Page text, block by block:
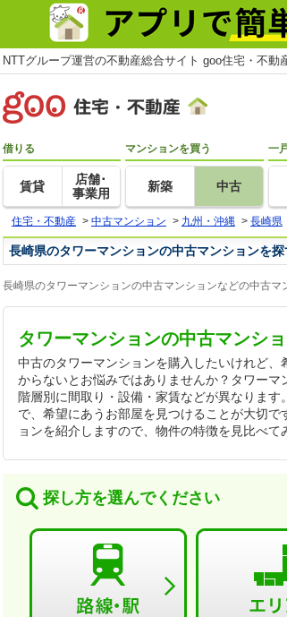
NTTグループ運営の不動産総合サイト goo住宅・不動
借りる
賃貸
店舗･
事業用
マンションを買う
新築 中古
一
住宅・不動産 > 中古マンション > 九州・沖縄 > 長崎県
長崎県のタワーマンションの中古マンションを探
長崎県のタワーマンションの中古マンションなどの中古
タワーマンションの中古マンシ
中古のタワーマンションを購入したいけれど、
からないとお悩みではありませんか？タワー
階層別に間取り・設備・家賃などが異なります
で、希望にあうお部屋を見つけることが大切で
ョンを紹介しますので、物件の特徴を見比べて
探し方を選んでください